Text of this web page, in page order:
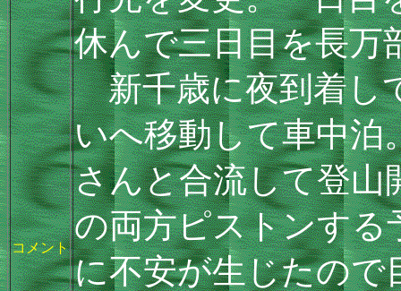
コメント
休んで三日目を長万
新千歳に夜到着し
いへ移動して車中泊
さんと合流して登山
の両方ピストンする
に不安が生じたので